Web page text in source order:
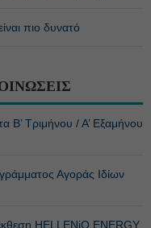
πιο δυνατό
Β’ Τριμήνου / Α’ Εξαμήνου
Αγοράς Ιδίων
HELLENiQ ENERGY